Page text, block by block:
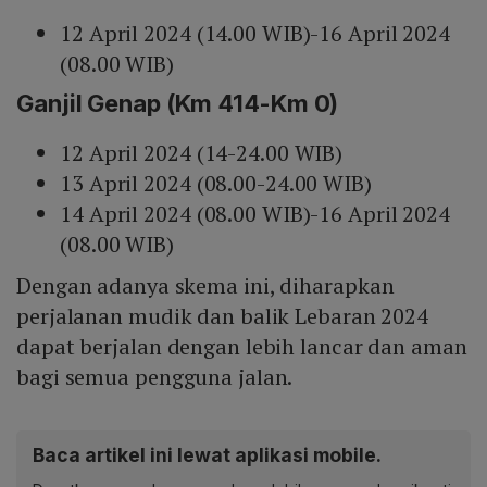
12 April 2024 (14.00 WIB)-16 April 2024
(08.00 WIB)
Ganjil Genap (Km 414-Km 0)
12 April 2024 (14-24.00 WIB)
13 April 2024 (08.00-24.00 WIB)
14 April 2024 (08.00 WIB)-16 April 2024
(08.00 WIB)
Dengan adanya skema ini, diharapkan
perjalanan mudik dan balik Lebaran 2024
dapat berjalan dengan lebih lancar dan aman
bagi semua pengguna jalan.
Baca artikel ini lewat aplikasi mobile.